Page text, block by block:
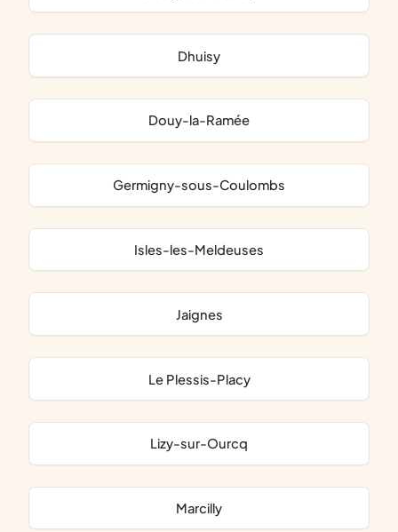
Dhuisy
Douy-la-Ramée
Germigny-sous-Coulombs
Isles-les-Meldeuses
Jaignes
Le Plessis-Placy
Lizy-sur-Ourcq
Marcilly